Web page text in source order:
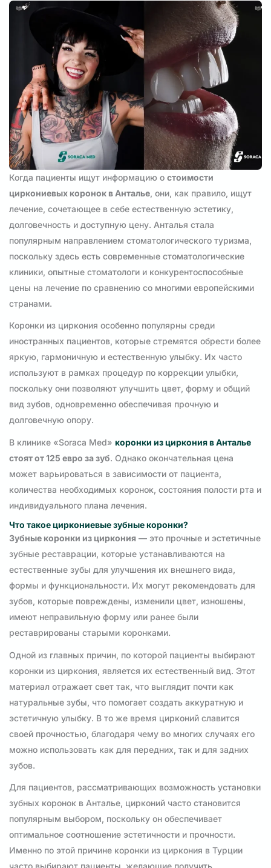
Когда пациенты ищут информацию о стоимости
циркониевых коронок в Анталье, они, как правило, ищут
лечение, сочетающее в себе естественную эстетику,
долговечность и доступную цену. Анталья стала
популярным направлением стоматологического туризма,
поскольку здесь есть современные стоматологические
клиники, опытные стоматологи и конкурентоспособные
цены на лечение по сравнению со многими европейскими
странами.
Коронки из циркония особенно популярны среди
иностранных пациентов, которые стремятся обрести более
яркую, гармоничную и естественную улыбку. Их часто
используют в рамках процедур по коррекции улыбки,
поскольку они позволяют улучшить цвет, форму и общий
вид зубов, одновременно обеспечивая прочную и
долговечную опору.
В клинике «Soraca Med» коронки из циркония в Анталье
стоят от 125 евро за зуб. Однако окончательная цена
может варьироваться в зависимости от пациента,
количества необходимых коронок, состояния полости рта и
индивидуального плана лечения.
Что такое циркониевые зубные коронки?
Зубные коронки из циркония — это прочные и эстетичные
зубные реставрации, которые устанавливаются на
естественные зубы для улучшения их внешнего вида,
формы и функциональности. Их могут рекомендовать для
зубов, которые повреждены, изменили цвет, изношены,
имеют неправильную форму или ранее были
реставрированы старыми коронками.
Одной из главных причин, по которой пациенты выбирают
коронки из циркония, является их естественный вид. Этот
материал отражает свет так, что выглядит почти как
натуральные зубы, что помогает создать аккуратную и
эстетичную улыбку. В то же время цирконий славится
своей прочностью, благодаря чему во многих случаях его
можно использовать как для передних, так и для задних
зубов.
Для пациентов, рассматривающих возможность установки
зубных коронок в Анталье, цирконий часто становится
популярным выбором, поскольку он обеспечивает
оптимальное соотношение эстетичности и прочности.
Именно по этой причине коронки из циркония в Турции